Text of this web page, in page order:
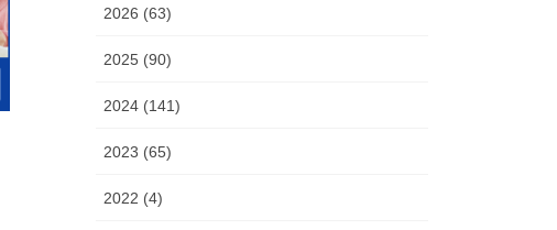
2026 (63)
2025 (90)
2024 (141)
2023 (65)
2022 (4)